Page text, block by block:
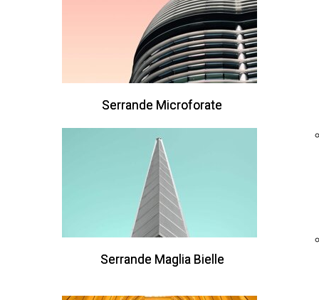
Serrande Microforate
Serrande Microforate
Serrande Maglia Bielle
Serrande Maglia Bielle